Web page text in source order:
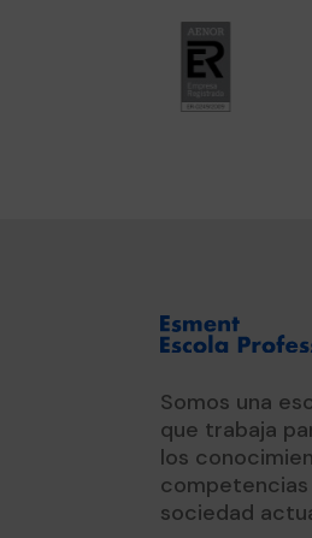
Somos una
que trabaja
los
competencias
sociedad